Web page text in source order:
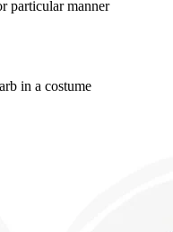
particular manner
in a costume